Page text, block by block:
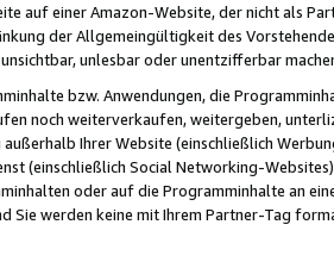
auf einer Amazon-Website, der nicht als
der Allgemeingültigkeit des
unlesbar oder unentzifferbar
bzw. Anwendungen, die
noch weiterverkaufen, weitergeben,
Ihrer Website (einschließlich
(einschließlich Social Networking-
oder auf die Programminhalte an
Sie werden keine mit Ihrem Partner-Tag